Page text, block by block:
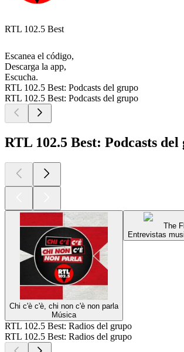
RTL 102.5 Best
Escanea el código,
Descarga la app,
Escucha.
RTL 102.5 Best: Podcasts del grupo
RTL 102.5 Best: Podcasts del grupo
RTL 102.5 Best: Podcasts del
Chi c'è c'è, chi non c'è non parla
Música
The
Entrevistas
RTL 102.5 Best: Radios del grupo
RTL 102.5 Best: Radios del grupo